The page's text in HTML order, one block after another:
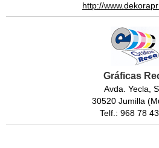
http://
Gráficas
Avda. Yecla,
30520 Jumilla
Telf.: 968 78